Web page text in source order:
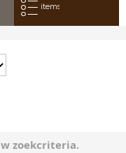
Mijn bestelling:
items
zoekcriteria.